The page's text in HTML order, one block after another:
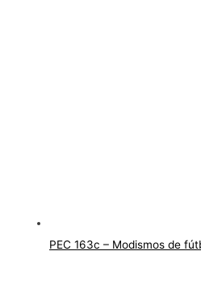
PEC 163c – Modismos de